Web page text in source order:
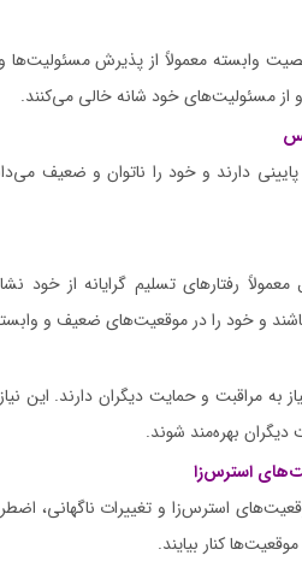
وابسته معمولاً از پذیرش
از مسئولیت‌های خود شانه خالی می‌کنند.
پایینی دارند و خود را ناتوان و ضعیف
معمولاً رفتارهای تسلیم گرایانه از
و خود را در موقعیت‌های ضعیف و
به مراقبت و حمایت دیگران دارند. این
دیگران بهره‌مند شوند.
استرس‌زا
استرس‌زا و تغییرات ناگهانی،
موقعیت‌ها کنار بیایند.